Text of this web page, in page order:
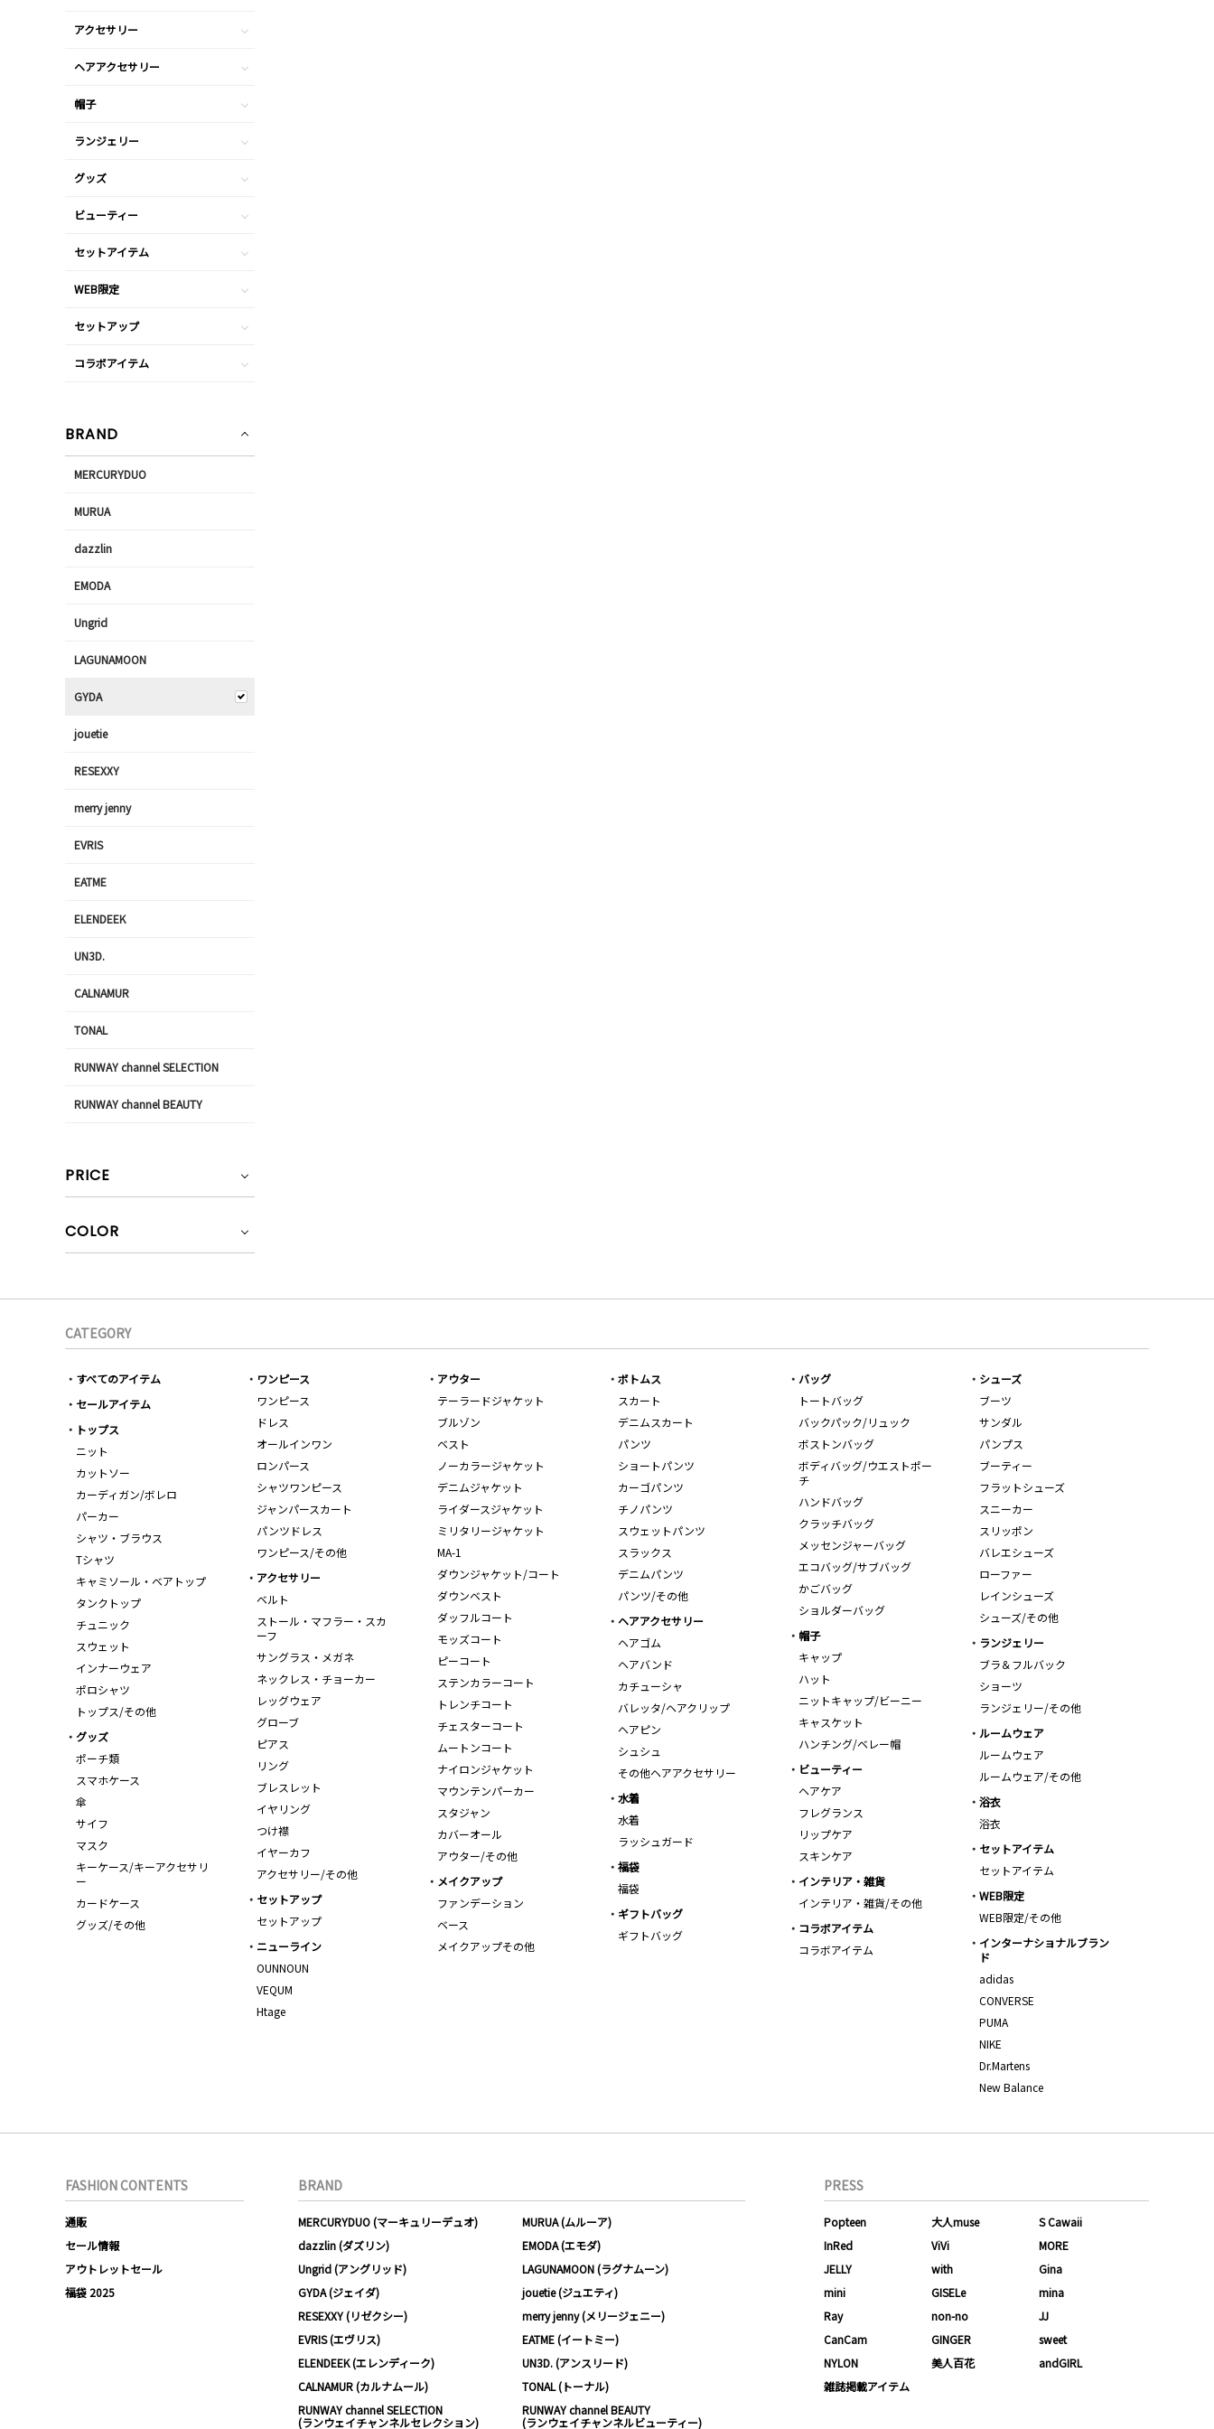
アクセサリー
ヘアアクセサリー
帽子
ランジェリー
グッズ
ビューティー
セットアイテム
WEB限定
セットアップ
コラボアイテム
BRAND
MERCURYDUO
MURUA
dazzlin
EMODA
Ungrid
LAGUNAMOON
GYDA
jouetie
RESEXXY
merry jenny
EVRIS
EATME
ELENDEEK
UN3D.
CALNAMUR
TONAL
RUNWAY channel SELECTION
RUNWAY channel BEAUTY
PRICE
COLOR
CATEGORY
すべてのアイテム
セールアイテム
トップス
ニット
カットソー
カーディガン/ボレロ
パーカー
シャツ・ブラウス
Tシャツ
キャミソール・ベアトップ
タンクトップ
チュニック
スウェット
インナーウェア
ポロシャツ
トップス/その他
ワンピース
ワンピース
ドレス
オールインワン
ロンパース
シャツワンピース
ジャンパースカート
パンツドレス
ワンピース/その他
アウター
テーラードジャケット
ブルゾン
ベスト
ノーカラージャケット
デニムジャケット
ライダースジャケット
ミリタリージャケット
MA-1
ダウンジャケット/コート
ダウンベスト
ダッフルコート
モッズコート
ピーコート
ステンカラーコート
トレンチコート
チェスターコート
ムートンコート
ナイロンジャケット
マウンテンパーカー
スタジャン
カバーオール
アウター/その他
ボトムス
スカート
デニムスカート
パンツ
ショートパンツ
カーゴパンツ
チノパンツ
スウェットパンツ
スラックス
デニムパンツ
パンツ/その他
バッグ
トートバッグ
バックパック/リュック
ボストンバッグ
ボディバッグ/ウエストポー
チ
ハンドバッグ
クラッチバッグ
メッセンジャーバッグ
エコバッグ/サブバッグ
かごバッグ
ショルダーバッグ
シューズ
ブーツ
サンダル
パンプス
ブーティー
フラットシューズ
スニーカー
スリッポン
バレエシューズ
ローファー
レインシューズ
シューズ/その他
アクセサリー
ベルト
ストール・マフラー・スカ
ーフ
サングラス・メガネ
ネックレス・チョーカー
レッグウェア
グローブ
ピアス
リング
ブレスレット
イヤリング
つけ襟
イヤーカフ
アクセサリー/その他
ヘアアクセサリー
ヘアゴム
ヘアバンド
カチューシャ
バレッタ/ヘアクリップ
ヘアピン
シュシュ
その他ヘアアクセサリー
帽子
キャップ
ハット
ニットキャップ/ビーニー
キャスケット
ハンチング/ベレー帽
ランジェリー
ブラ＆フルバック
ショーツ
ランジェリー/その他
ルームウェア
ルームウェア
ルームウェア/その他
グッズ
ポーチ類
スマホケース
傘
サイフ
マスク
キーケース/キーアクセサリ
ー
カードケース
グッズ/その他
ビューティー
ヘアケア
フレグランス
リップケア
スキンケア
水着
水着
ラッシュガード
浴衣
浴衣
セットアイテム
セットアイテム
福袋
福袋
メイクアップ
ファンデーション
ベース
メイクアップその他
インテリア・雑貨
インテリア・雑貨/その他
WEB限定
WEB限定/その他
セットアップ
セットアップ
ギフトバッグ
ギフトバッグ
コラボアイテム
コラボアイテム
インターナショナルブラン
ド
adidas
CONVERSE
PUMA
NIKE
Dr.Martens
New Balance
ニューライン
OUNNOUN
VEQUM
Htage
FASHION CONTENTS
通販
セール情報
アウトレットセール
福袋 2025
BRAND
MERCURYDUO (マーキュリーデュオ)
MURUA (ムルーア)
dazzlin (ダズリン)
EMODA (エモダ)
Ungrid (アングリッド)
LAGUNAMOON (ラグナムーン)
GYDA (ジェイダ)
jouetie (ジュエティ)
RESEXXY (リゼクシー)
merry jenny (メリージェニー)
EVRIS (エヴリス)
EATME (イートミー)
ELENDEEK (エレンディーク)
UN3D. (アンスリード)
CALNAMUR (カルナムール)
TONAL (トーナル)
RUNWAY channel SELECTION
(ランウェイチャンネルセレクション)
RUNWAY channel BEAUTY
(ランウェイチャンネルビューティー)
PRESS
Popteen 大人muse
S Cawaii
InRed
ViVi
MORE
JELLY
with
Gina
mini
GISELe
mina
Ray
non-no
JJ
CanCam
GINGER
sweet
NYLON
美人百花
andGIRL
雑誌掲載アイテム